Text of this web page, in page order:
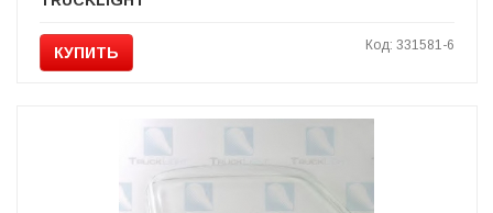
КУПИТЬ Код: 331581-6